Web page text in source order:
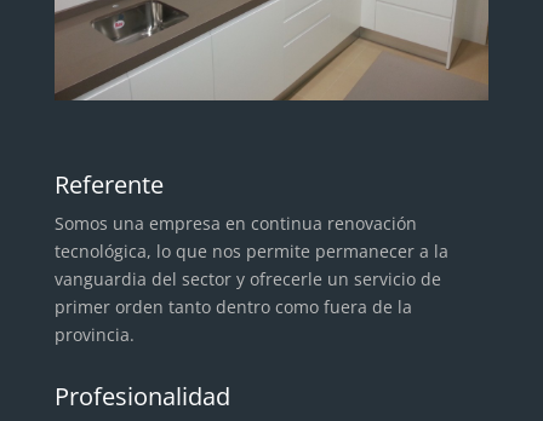
Referente
Somos una empresa en continua renovación
tecnológica, lo que nos permite permanecer a la
vanguardia del sector y ofrecerle un servicio de
primer orden tanto dentro como fuera de la
provincia.
Profesionalidad